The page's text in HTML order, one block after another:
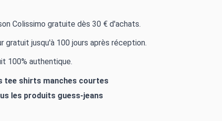
Colissimo gratuite dès 30 € d'achats.
gratuit jusqu'à 100 jours après réception.
100% authentique.
tee shirts manches courtes
les produits guess-jeans